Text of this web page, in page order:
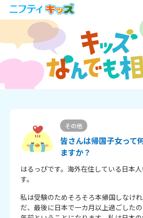
その他
皆さんは帰国子女って
ますか？
はるっぴです。海外在住している日本
す。
私は受験のためそろそろ本帰国しなけ
だ、最後に日本で一カ月以上過ごした